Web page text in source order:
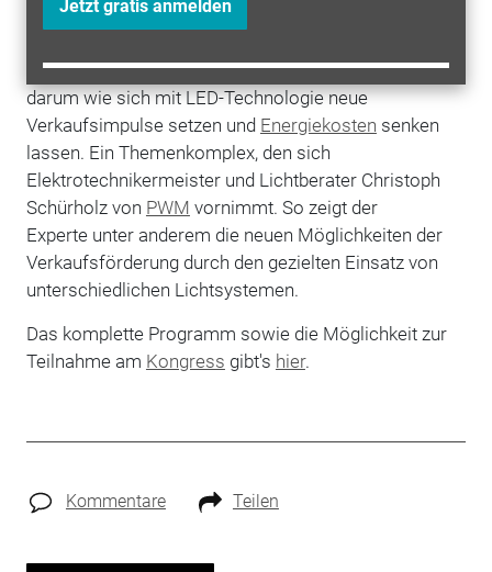
Jetzt gratis anmelden
verzichten sollte.
Ferner geht es am 3. Juli in Oberursel bei Frankfurt,
darum wie sich mit LED-Technologie neue
Verkaufsimpulse setzen und Energiekosten senken
lassen. Ein Themenkomplex, den sich
Elektrotechnikermeister und Lichtberater Christoph
Schürholz von PWM vornimmt. So zeigt der
Experte unter anderem die neuen Möglichkeiten der
Verkaufsförderung durch den gezielten Einsatz von
unterschiedlichen Lichtsystemen.
Das komplette Programm sowie die Möglichkeit zur
Teilnahme am Kongress gibt's hier.
Kommentare Teilen